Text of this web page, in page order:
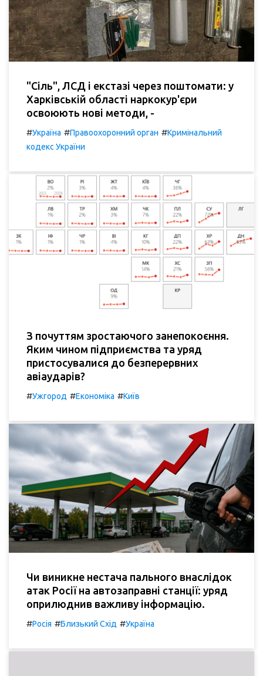
"Сіль", ЛСД і екстазі через поштомати: у
Харківській області наркокур'єри
освоюють нові методи, -
#Україна #Правоохоронний орган #Кримінальний
кодекс України
З почуттям зростаючого занепокоєння.
Яким чином підприємства та уряд
пристосувалися до безперервних
авіаударів?
#Ужгород #Економіка #Київ
Чи виникне нестача пального внаслідок
атак Росії на автозаправні станції: уряд
оприлюднив важливу інформацію.
#Росія #Близький Схід #Україна